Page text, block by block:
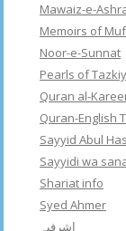
Mawaiz-e-
Memoirs of
Noor-e-Sunnat
Pearls of
Quran al-
Quran-English
Sayyid Abul
Sayyidi wa
Shariat info
Syed Ahmer
اشرفبہ